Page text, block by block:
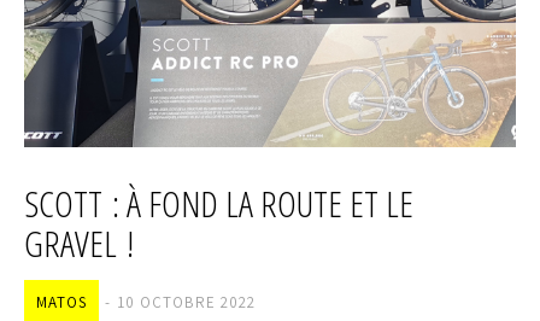
SCOTT : À FOND LA ROUTE ET LE
GRAVEL !
MATOS 10 OCTOBRE 2022